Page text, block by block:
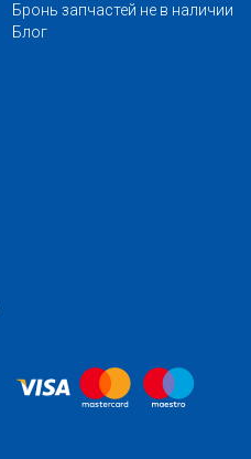
Бронь запчастей не в наличии
Блог